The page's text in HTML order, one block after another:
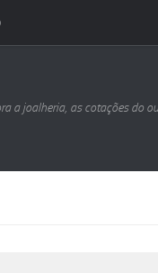
a joalheria, as cotações do